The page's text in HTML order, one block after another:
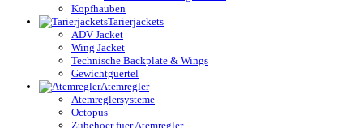
Kopfhauben
Tarierjackets
ADV Jacket
Wing Jacket
Technische Backplate & Wings
Gewichtguertel
Atemregler
Atemreglersysteme
Octopus
Zubehoer fuer Atemregler